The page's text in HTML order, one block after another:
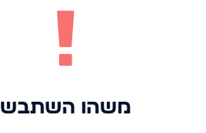
!
משהו השתבש